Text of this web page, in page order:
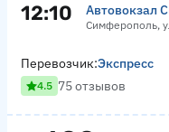
12:10 Автовокзал
Симферополь,
Перевозчик:Экспресс
4.5 75 отзывов